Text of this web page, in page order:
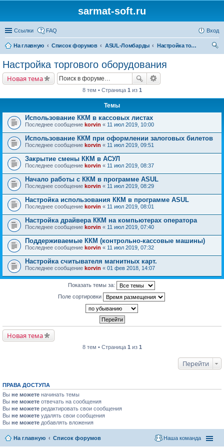
sarmat-soft.ru
Ссылки FAQ Вход
На главную Список форумов ASUL-Ломбарды
Настройка торгового оборудования
Настройка торгового оборудования
Новая тема
8 тем • Страница 1 из 1
Темы
Использование ККМ в кассовых листах
Последнее сообщение korvin « 11 июл 2019, 10:00
Использование ККМ при оформлении залоговых билетов
Последнее сообщение korvin « 11 июл 2019, 09:51
Закрытие смены ККМ в АСУЛ
Последнее сообщение korvin « 11 июл 2019, 08:37
Начало работы с ККМ в программе ASUL
Последнее сообщение korvin « 11 июл 2019, 08:29
Настройка использования ККМ в программе ASUL
Последнее сообщение korvin « 11 июл 2019, 08:01
Настройка драйвера ККМ на компьютерах оператора
Последнее сообщение korvin « 11 июл 2019, 07:40
Поддерживаемые ККМ (контрольно-кассовые машины)
Последнее сообщение korvin « 11 июл 2019, 07:32
Настройка считывателя магнитных карт.
Последнее сообщение korvin « 01 фев 2018, 14:07
Показать темы за:
Поле сортировки
Новая тема
8 тем • Страница 1 из 1
Перейти
ПРАВА ДОСТУПА
Вы не можете начинать темы
Вы не можете отвечать на сообщения
Вы не можете редактировать свои сообщения
Вы не можете удалять свои сообщения
Вы не можете добавлять вложения
На главную Список форумов Наша команда